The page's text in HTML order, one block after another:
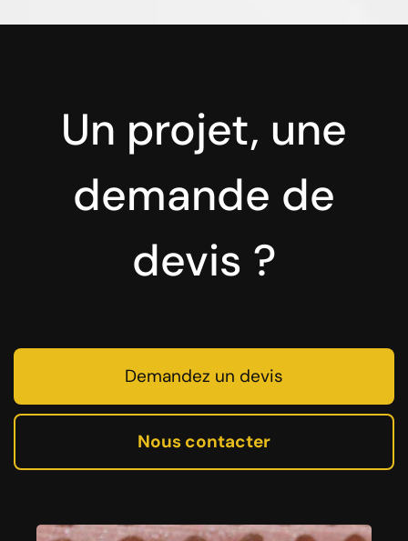
Un projet, une
demande de
devis ?
Demandez un devis
Nous contacter